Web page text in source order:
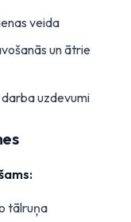
veida
un ātrie
uzdevumi
tālruņa